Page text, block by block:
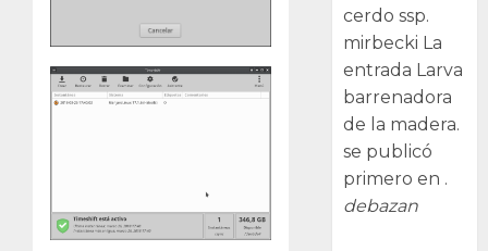
cerdo ssp.
mirbecki La
entrada Larva
barrenadora
de la madera.
se publicó
primero en .
debazan